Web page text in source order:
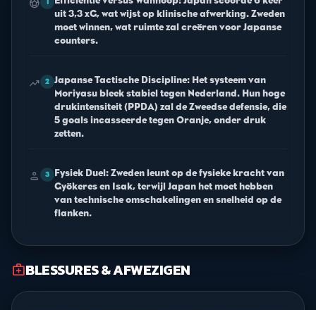
sports_soccer 1
uit 3,3 xG, wat wijst op klinische afwerking. Zweden
moet winnen, wat ruimte zal creëren voor Japanse
counters.
trending_up 2
Japanse Tactische Discipline: Het systeem van
Moriyasu bleek stabiel tegen Nederland. Hun hoge
drukintensiteit (PPDA) zal de Zweedse defensie, die
5 goals incasseerde tegen Oranje, onder druk
zetten.
person 3
Fysiek Duel: Zweden leunt op de fysieke kracht van
Gyökeres en Isak, terwijl Japan het moet hebben
van technische omschakelingen en snelheid op de
flanken.
medical_servicesBLESSURES & AFWEZIGEN